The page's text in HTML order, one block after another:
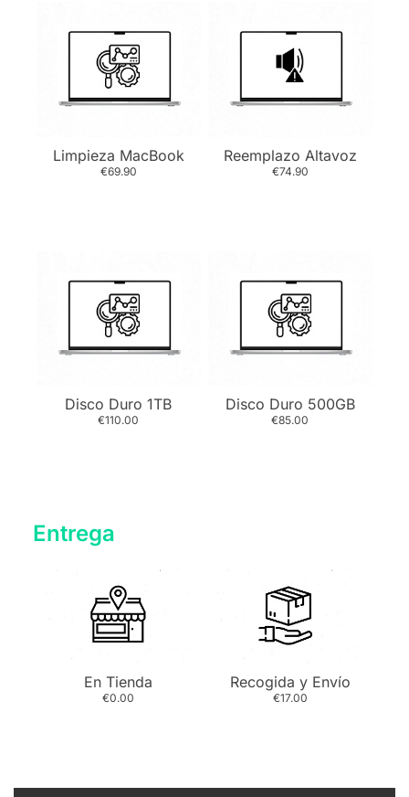
Limpieza MacBook
€69.90
Reemplazo Altavoz
€74.90
Disco Duro 1TB
€110.00
Disco Duro 500GB
€85.00
Entrega
En Tienda
€0.00
Recogida y Envío
€17.00